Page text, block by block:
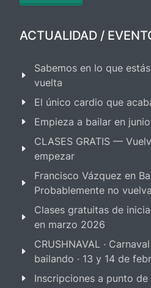
ACTUALIDAD /
Sabemos en lo que
vuelta
El único cardio que
Empieza a bailar en
CLASES GRATIS —
empezar
Francisco Vázquez en
Probablemente no
Clases gratuitas de
en marzo 2026
CRUSHNAVAL ·
bailando · 13 y 14 de
Inscripciones a punto de